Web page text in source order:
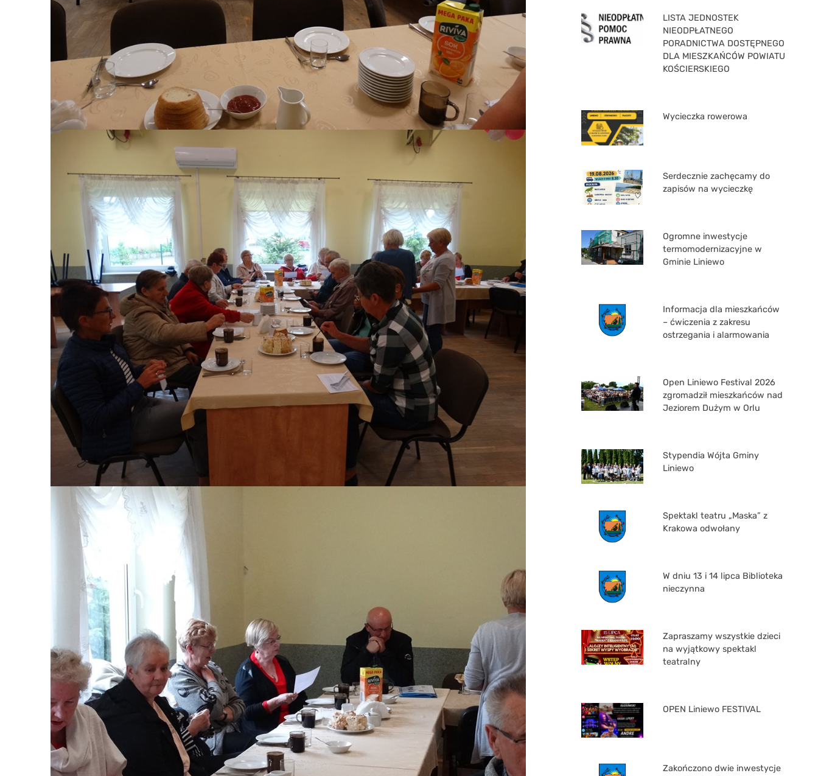
LISTA JEDNOSTEK
NIEODPŁATNEGO
PORADNICTWA DOSTĘPNEGO
DLA MIESZKAŃCÓW POWIATU
KOŚCIERSKIEGO
Wycieczka rowerowa
Serdecznie zachęcamy do
zapisów na wycieczkę
Ogromne inwestycje
termomodernizacyjne w
Gminie Liniewo
Informacja dla mieszkańców
– ćwiczenia z zakresu
ostrzegania i alarmowania
Open Liniewo Festival 2026
zgromadził mieszkańców nad
Jeziorem Dużym w Orlu
Stypendia Wójta Gminy
Liniewo
Spektakl teatru „Maska” z
Krakowa odwołany
W dniu 13 i 14 lipca Biblioteka
nieczynna
Zapraszamy wszystkie dzieci
na wyjątkowy spektakl
teatralny
OPEN Liniewo FESTIVAL
Zakończono dwie inwestycje